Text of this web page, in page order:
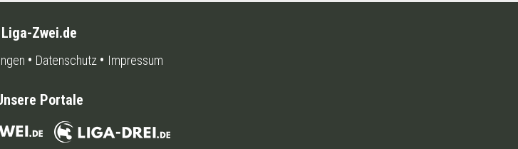
Liga-Zwei.de
Datenschutz Impressum
Portale